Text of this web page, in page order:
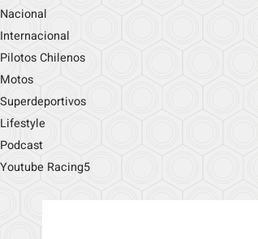
Nacional
Internacional
Pilotos Chilenos
Motos
Superdeportivos
Lifestyle
Podcast
Youtube Racing5